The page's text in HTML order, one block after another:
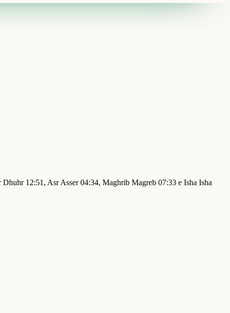
12:51, Asr Asser 04:34, Maghrib Magreb 07:33 e Isha Isha